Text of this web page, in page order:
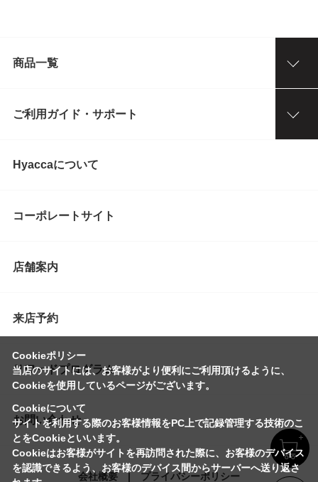
商品一覧
ご利用ガイド・サポート
Hyaccaについて
コーポレートサイト
店舗案内
来店予約
リワードプログラム
お問い合わせ
会社概要 プライバシーポリシー
Cookieポリシー
当店のサイトには、お客様がより便利にご利用頂けるように、
Cookieを使用しているページがございます。
Cookieについて
サイトを利用する際のお客様情報をPC上で記録管理する技術のこ
とをCookieといいます。
Cookieはお客様がサイトを再訪問された際に、お客様のデバイス
を認識できるよう、お客様のデバイス間からサーバーへ送り返さ